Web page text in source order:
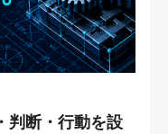
判断・行動を設